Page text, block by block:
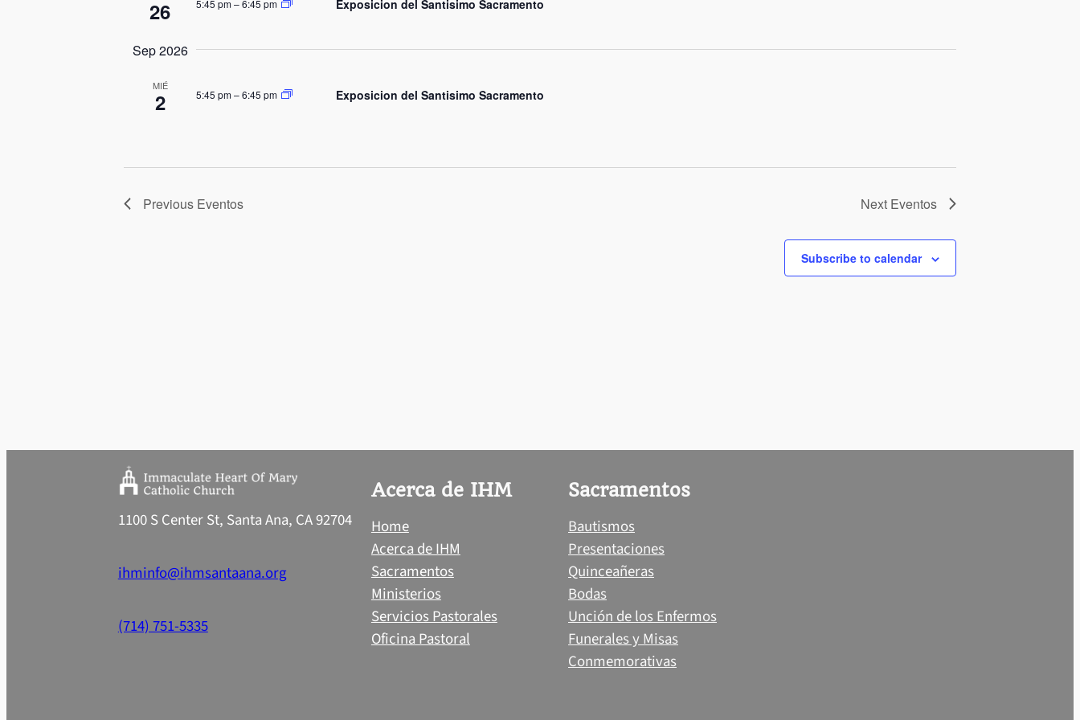
26 5:45 pm–6:45 pm Exposicion del Santisimo Sacramento
Sep 2026
MIÉ
2 5:45 pm–6:45 pm Exposicion del Santisimo Sacramento
Previous Eventos Next Eventos
Subscribe to calendar
1100 S Center St, Santa Ana, CA 92704
ihminfo@ihmsantaana.org
(714) 751-5335
Acerca de IHM
Home
Acerca de IHM
Sacramentos
Ministerios
Servicios Pastorales
Oficina Pastoral
Sacramentos
Bautismos
Presentaciones
Quinceañeras
Bodas
Unción de los Enfermos
Funerales y Misas
Conmemorativas